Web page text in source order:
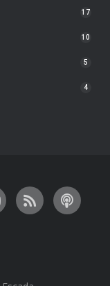
17
10
5
4